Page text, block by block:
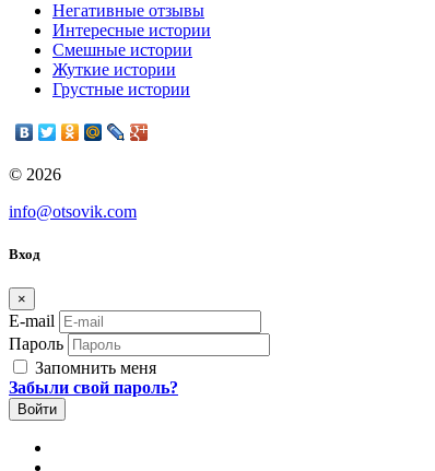
Негативные отзывы
Интересные истории
Смешные истории
Жуткие истории
Грустные истории
© 2026
info@otsovik.com
Вход
×
E-mail
Пароль
Запомнить меня
Забыли свой пароль?